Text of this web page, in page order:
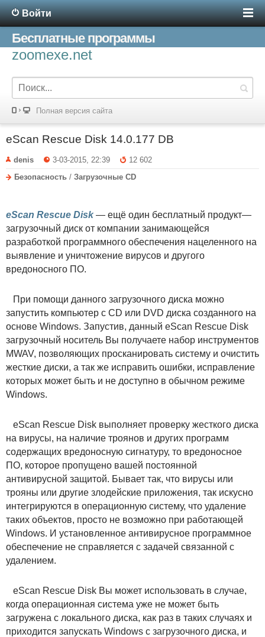
Войти
Бесплатные программы
zoomexe.net
Полная версия сайта
eScan Rescue Disk 14.0.177 DB
denis 3-03-2015, 22:39
12 602
Безопасность / Загрузочные CD
eScan Rescue Disk— ещё один бесплатный продукт—
загрузочный диск от компании занимающейся
разработкой программного обеспечения нацеленного на
выявление и уничтожение вирусов и другого
вредоносного ПО.
При помощи данного загрузочного диска можно
запустить компьютер с CD или DVD диска созданного на
основе Windows. Запустив, данный eScan Rescue Disk
загрузочный носитель Вы получаете набор инструментов
MWAV, позволяющих просканировать систему и очистить
жесткие диски, а так же исправить ошибки, исправление
которых может быть и не доступно в обычном режиме
Windows.
eScan Rescue Disk выполняет проверку жесткого диска
на вирусы, на наличие троянов и других программ
содержащих вредоносную сигнатуру, то вредоносное
ПО, которое пропущено вашей постоянной
антивирусной защитой. Бывает так, что вирусы или
трояны или другие злодейские приложения, так искусно
интегрируются в операционную систему, что удаление
таких объектов, просто не возможно при работающей
Windows. И установленное антивирусное программное
обеспечение не справляется с задачей связанной с
удалением.
eScan Rescue Disk Вы может использовать в случае,
когда операционная система уже не может быть
загружена с локального диска, как раз в таких случаях и
приходится запускать Windows с загрузочного диска, и